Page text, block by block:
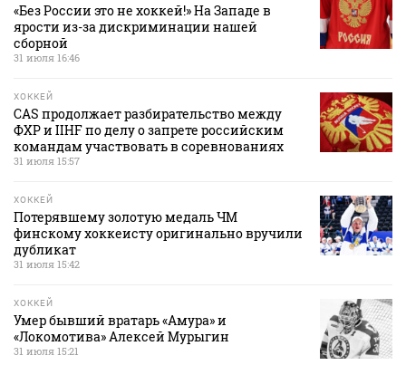
«Без России это не хоккей!» На Западе в
ярости из-за дискриминации нашей
сборной
31 июля 16:46
ХОККЕЙ
CAS продолжает разбирательство между
ФХР и IIHF по делу о запрете российским
командам участвовать в соревнованиях
31 июля 15:57
ХОККЕЙ
Потерявшему золотую медаль ЧМ
финскому хоккеисту оригинально вручили
дубликат
31 июля 15:42
ХОККЕЙ
Умер бывший вратарь «Амура» и
«Локомотива» Алексей Мурыгин
31 июля 15:21